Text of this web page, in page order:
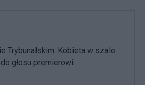
Trybunalskim. Kobieta w szale
głosu premierowi